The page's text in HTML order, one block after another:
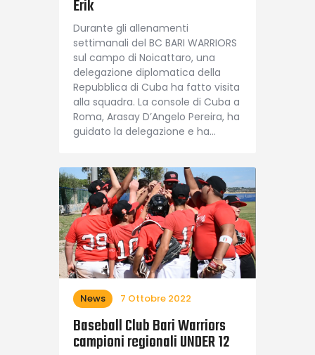
Erik
Durante gli allenamenti
settimanali del BC BARI WARRIORS
sul campo di Noicattaro, una
delegazione diplomatica della
Repubblica di Cuba ha fatto visita
alla squadra. La console di Cuba a
Roma, Arasay D’Angelo Pereira, ha
guidato la delegazione e ha…
News 7 Ottobre 2022
Baseball Club Bari Warriors
campioni regionali UNDER 12